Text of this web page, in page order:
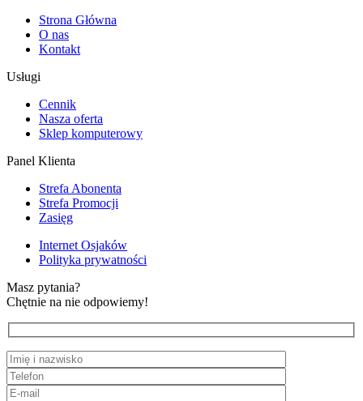
Strona Główna
O nas
Kontakt
Usługi
Cennik
Nasza oferta
Sklep komputerowy
Panel Klienta
Strefa Abonenta
Strefa Promocji
Zasięg
Internet Osjaków
Polityka prywatności
Masz pytania?
Chętnie na nie odpowiemy!